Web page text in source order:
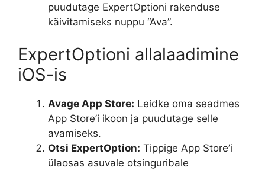
puudutage ExpertOptioni rakenduse
käivitamiseks nuppu “Ava”.
ExpertOptioni allalaadimine
iOS-is
Avage App Store: Leidke oma seadmes
App Store’i ikoon ja puudutage selle
avamiseks.
Otsi ExpertOption: Tippige App Store’i
ülaosas asuvale otsinguribale